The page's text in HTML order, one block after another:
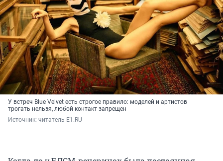
У встреч Blue Velvet есть строгое правило: моделей и артистов
трогать нельзя, любой контакт запрещен
Источник: читатель E1.RU